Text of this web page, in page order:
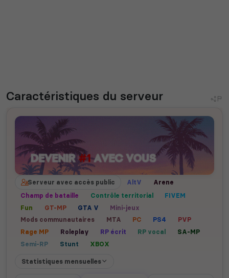
Caractéristiques du serveur
Serveur avec accès public AltV
Arene
Champ de bataille
Contrôle territorial
FIVEM
Fun
GT-MP GTA V
Mini-jeux
Mods communautaires
MTA PC PS4
PVP
Rage MP
Roleplay RP écrit RP vocal
SA-MP
Semi-RP
Stunt XBOX
Statistiques mensuelles